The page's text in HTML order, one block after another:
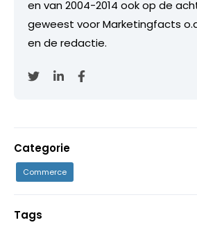
en van 2004-2014 ook op de
geweest voor Marketingfacts
en de redactie.
Categorie
Commerce
Tags